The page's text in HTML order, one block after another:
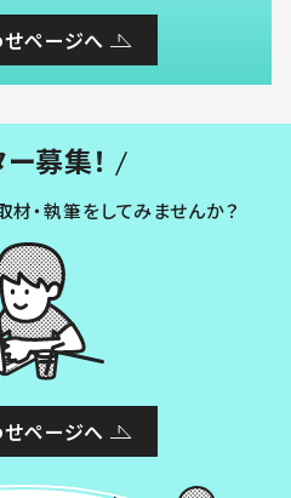
ページへ
募集！
材・執筆をしてみませんか？
ページへ